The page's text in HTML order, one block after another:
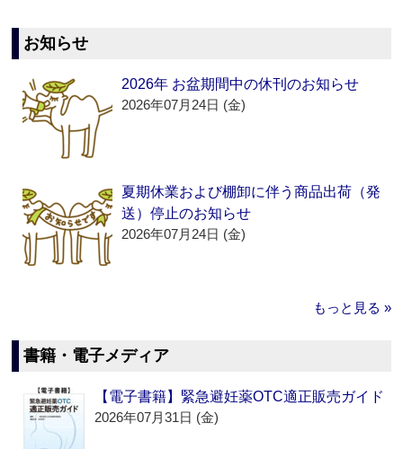
お知らせ
2026年 お盆期間中の休刊のお知らせ
2026年07月24日 (金)
夏期休業および棚卸に伴う商品出荷（発
送）停止のお知らせ
2026年07月24日 (金)
もっと見る »
書籍・電子メディア
【電子書籍】緊急避妊薬OTC適正販売ガイド
2026年07月31日 (金)